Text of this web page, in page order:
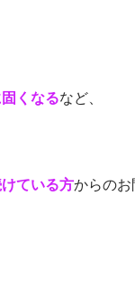
くなるなど、
ている方からのお